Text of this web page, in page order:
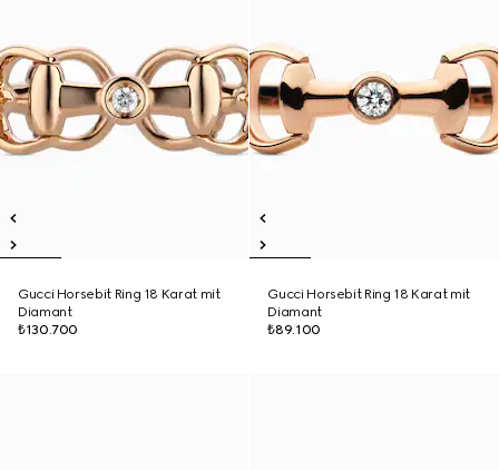
Gucci Horsebit Ring 18 Karat mit
Diamant
₺130.700
Gucci Horsebit Ring 18 Karat mit
Diamant
₺89.100